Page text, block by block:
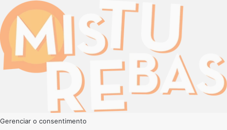
Gerenciar o consentimento